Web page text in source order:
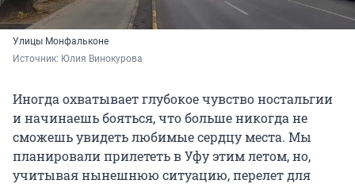
Улицы Монфальконе
Источник: Юлия Винокурова
Иногда охватывает глубокое чувство ностальгии
и начинаешь бояться, что больше никогда не
сможешь увидеть любимые сердцу места. Мы
планировали прилететь в Уфу этим летом, но,
учитывая нынешнюю ситуацию, перелет для